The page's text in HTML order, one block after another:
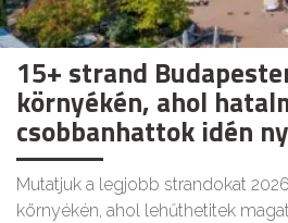
15+ strand
környékén, ahol
csobbanhattok idén
Mutatjuk a legjobb strandokat
környékén, ahol lehűthetitek